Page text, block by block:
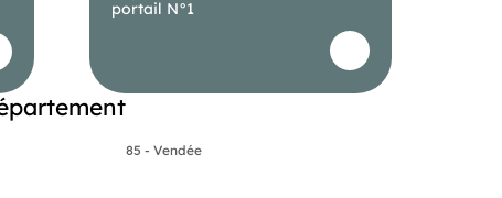
portail N°1
85 - Vendée